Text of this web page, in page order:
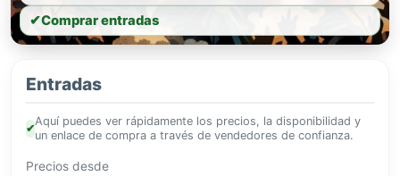
✔Comprar entradas
Entradas
✔
Aquí puedes ver rápidamente los precios, la disponibilidad y
un enlace de compra a través de vendedores de confianza.
Precios desde